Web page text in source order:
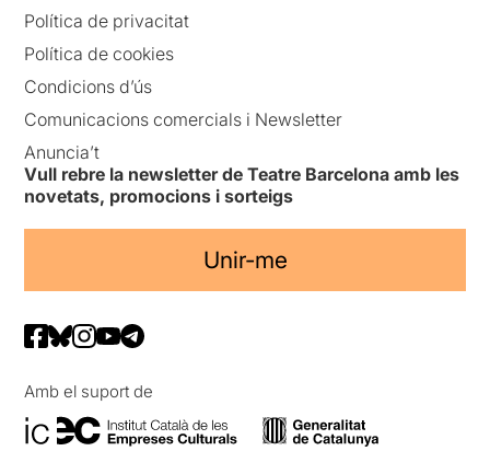
Política de privacitat
Política de cookies
Condicions d’ús
Comunicacions comercials i Newsletter
Anuncia’t
Vull rebre la newsletter de Teatre Barcelona amb les
novetats, promocions i sorteigs
Unir-me
Amb el suport de